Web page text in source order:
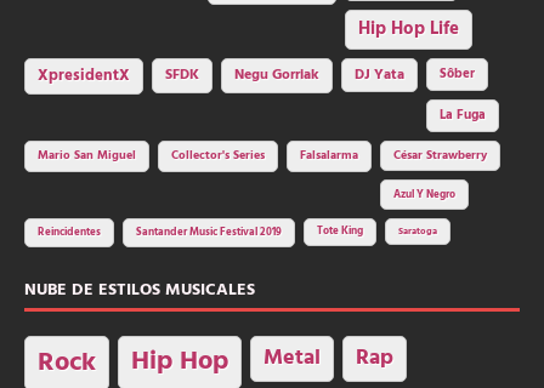
Hip Hop Life
XpresidentX SFDK Negu Gorriak DJ Yata
Sôber
La Fuga
Mario San Miguel
Collector's Series Falsalarma César Strawberry
Azul Y Negro
Reincidentes Santander Music Festival 2019 Tote King Saratoga
NUBE DE ESTILOS MUSICALES
Rock Hip Hop Metal Rap